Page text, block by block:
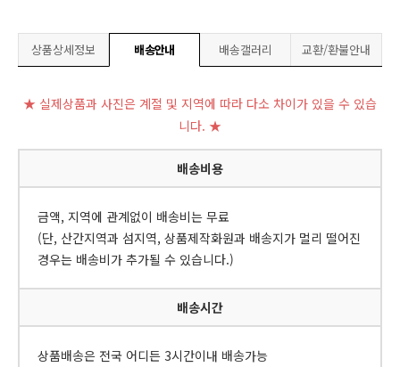
상품상세정보 배송안내 배송갤러리 교환/환불안내
★ 실제상품과 사진은 계절 및 지역에 따라 다소 차이가 있을 수 있습
니다. ★
배송비용
금액, 지역에 관계없이 배송비는 무료
(단, 산간지역과 섬지역, 상품제작화원과 배송지가 멀리 떨어진
경우는 배송비가 추가될 수 있습니다.)
배송시간
상품배송은 전국 어디든 3시간이내 배송가능